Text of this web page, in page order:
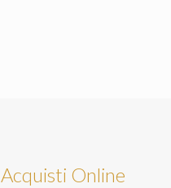
Acquisti Online